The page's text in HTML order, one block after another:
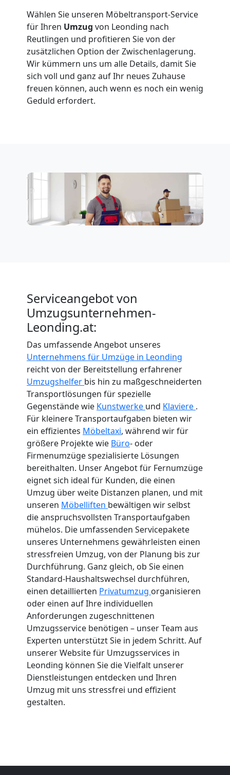
Wählen Sie unseren Möbeltransport-Service
für Ihren Umzug von Leonding nach
Reutlingen und profitieren Sie von der
zusätzlichen Option der Zwischenlagerung.
Wir kümmern uns um alle Details, damit Sie
sich voll und ganz auf Ihr neues Zuhause
freuen können, auch wenn es noch ein wenig
Geduld erfordert.
Serviceangebot von
Umzugsunternehmen-
Leonding.at:
Das umfassende Angebot unseres
Unternehmens für Umzüge in Leonding
reicht von der Bereitstellung erfahrener
Umzugshelfer bis hin zu maßgeschneiderten
Transportlösungen für spezielle
Gegenstände wie Kunstwerke und Klaviere .
Für kleinere Transportaufgaben bieten wir
ein effizientes Möbeltaxi, während wir für
größere Projekte wie Büro- oder
Firmenumzüge spezialisierte Lösungen
bereithalten. Unser Angebot für Fernumzüge
eignet sich ideal für Kunden, die einen
Umzug über weite Distanzen planen, und mit
unseren Möbelliften bewältigen wir selbst
die anspruchsvollsten Transportaufgaben
mühelos. Die umfassenden Servicepakete
unseres Unternehmens gewährleisten einen
stressfreien Umzug, von der Planung bis zur
Durchführung. Ganz gleich, ob Sie einen
Standard-Haushaltswechsel durchführen,
einen detaillierten Privatumzug organisieren
oder einen auf Ihre individuellen
Anforderungen zugeschnittenen
Umzugsservice benötigen – unser Team aus
Experten unterstützt Sie in jedem Schritt. Auf
unserer Website für Umzugsservices in
Leonding können Sie die Vielfalt unserer
Dienstleistungen entdecken und Ihren
Umzug mit uns stressfrei und effizient
gestalten.